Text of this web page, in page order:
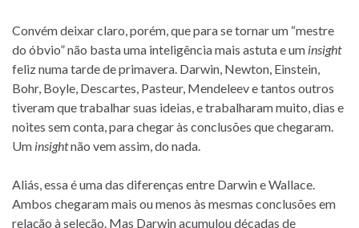
Convém deixar claro, porém, que para se tornar um “mestre
do óbvio” não basta uma inteligência mais astuta e um insight
feliz numa tarde de primavera. Darwin, Newton, Einstein,
Bohr, Boyle, Descartes, Pasteur, Mendeleev e tantos outros
tiveram que trabalhar suas ideias, e trabalharam muito, dias e
noites sem conta, para chegar às conclusões que chegaram.
Um insightnão vem assim, do nada.
Aliás, essa é uma das diferenças entre Darwin e Wallace.
Ambos chegaram mais ou menos às mesmas conclusões em
relação à seleção. Mas Darwin acumulou décadas de